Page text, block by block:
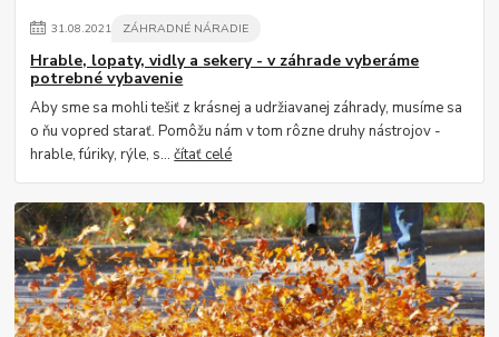
31.08.2021 ZÁHRADNÉ NÁRADIE
Hrable, lopaty, vidly a sekery - v záhrade vyberáme
potrebné vybavenie
Aby sme sa mohli tešiť z krásnej a udržiavanej záhrady, musíme sa
o ňu vopred starať. Pomôžu nám v tom rôzne druhy nástrojov -
hrable, fúriky, rýle, s...čítať celé